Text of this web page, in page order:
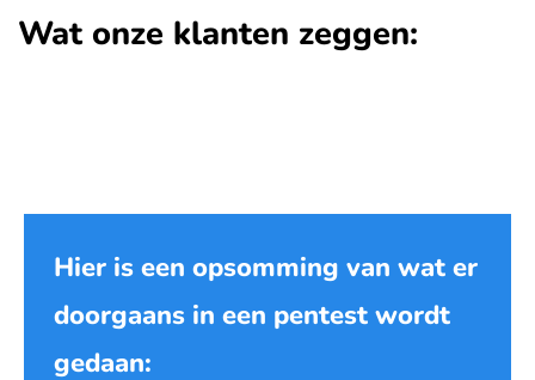
Wat onze klanten zeggen:
Hier is een opsomming van wat er
doorgaans in een pentest wordt
gedaan: